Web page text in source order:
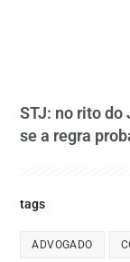
STJ: no rito do
se a regra
tags
ADVOGADO